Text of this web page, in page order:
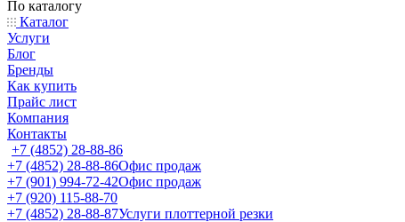
По каталогу
Каталог
Услуги
Блог
Бренды
Как купить
Прайс лист
Компания
Контакты
+7 (4852) 28-88-86
+7 (4852) 28-88-86Офис продаж
+7 (901) 994-72-42Офис продаж
+7 (920) 115-88-70
+7 (4852) 28-88-87Услуги плоттерной резки